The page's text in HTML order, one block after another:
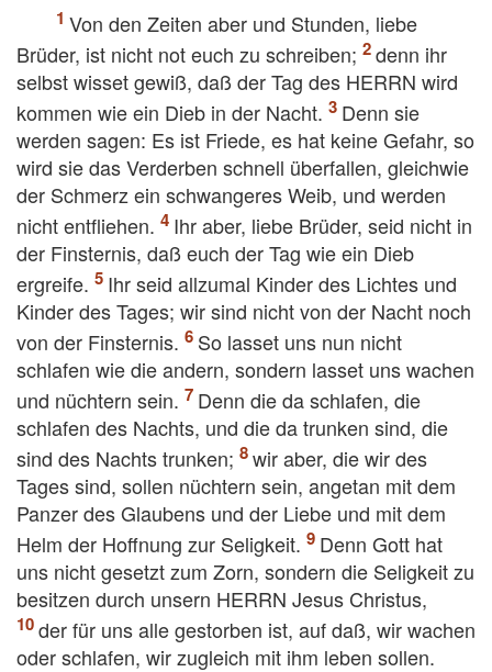
Von den Zeiten aber und Stunden, liebe
Brüder, ist nicht not euch zu schreiben;
denn ihr
selbst wisset gewiß, daß der Tag des HERRN wird
kommen wie ein Dieb in der Nacht.
Denn sie
werden sagen: Es ist Friede, es hat keine Gefahr, so
wird sie das Verderben schnell überfallen, gleichwie
der Schmerz ein schwangeres Weib, und werden
nicht entfliehen.
Ihr aber, liebe Brüder, seid nicht in
der Finsternis, daß euch der Tag wie ein Dieb
ergreife.
Ihr seid allzumal Kinder des Lichtes und
Kinder des Tages; wir sind nicht von der Nacht noch
von der Finsternis.
So lasset uns nun nicht
schlafen wie die andern, sondern lasset uns wachen
und nüchtern sein.
Denn die da schlafen, die
schlafen des Nachts, und die da trunken sind, die
sind des Nachts trunken;
wir aber, die wir des
Tages sind, sollen nüchtern sein, angetan mit dem
Panzer des Glaubens und der Liebe und mit dem
Helm der Hoffnung zur Seligkeit.
Denn Gott hat
uns nicht gesetzt zum Zorn, sondern die Seligkeit zu
besitzen durch unsern HERRN Jesus Christus,
der für uns alle gestorben ist, auf daß, wir wachen
oder schlafen, wir zugleich mit ihm leben sollen.